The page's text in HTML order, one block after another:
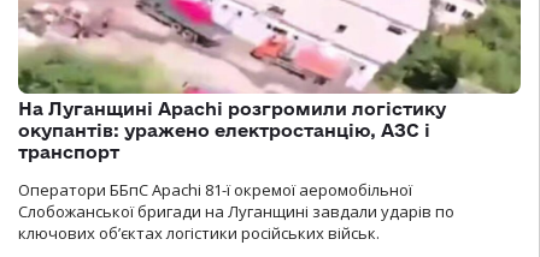
На Луганщині Apachi розгромили логістику
окупантів: уражено електростанцію, АЗС і
транспорт
Оператори ББпС Apachi 81-ї окремої аеромобільної
Слобожанської бригади на Луганщині завдали ударів по
ключових об’єктах логістики російських військ.